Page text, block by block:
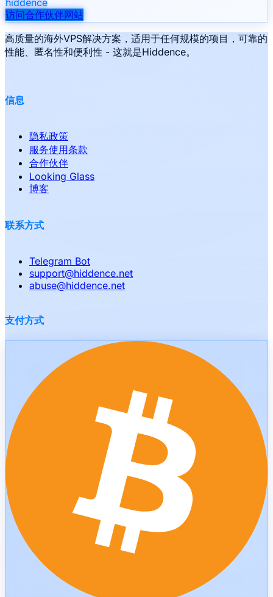
访问合作伙伴网站
高质量的海外VPS解决方案，适用于任何规模的项目，可靠的
性能、匿名性和便利性 - 这就是Hiddence。
信息
隐私政策
服务使用条款
合作伙伴
Looking Glass
博客
联系方式
Telegram Bot
support@hiddence.net
abuse@hiddence.net
支付方式